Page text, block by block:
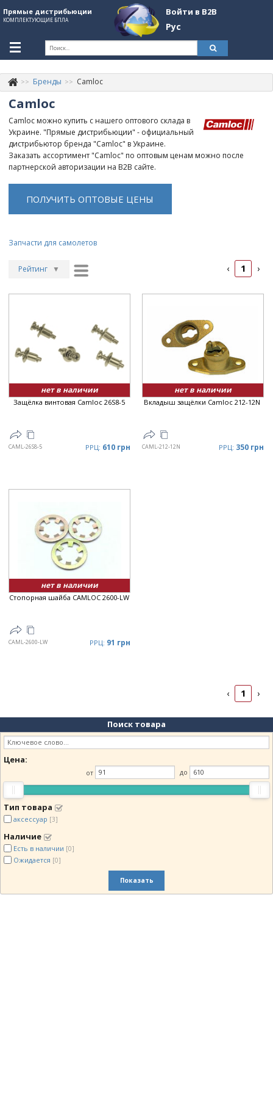
Прямые дистрибьюции
КОМПЛЕКТУЮЩИЕ БПЛА
Войти в B2B
Рус
+380507774092 Контакты
Информация о компании
About Company
Обзоры
Категории
Бренды Camloc
Camloc
Camloc можно купить с нашего оптового склада в
Украине. "Прямые дистрибьюции" - официальный
дистрибьютор бренда "Camloc" в Украине.
Заказать ассортимент "Camloc" по оптовым ценам можно после
партнерской авторизации на B2B сайте.
ПОЛУЧИТЬ ОПТОВЫЕ ЦЕНЫ
Запчасти для самолетов
Рейтинг ▼
Дата
▲
Цена
‹ 1 ›
нет в наличии
Защёлка винтовая Camloc 26S8-5
CAML-26S8-5 РРЦ: 610 грн
нет в наличии
Вкладыш защёлки Camloc 212-12N
CAML-212-12N РРЦ: 350 грн
нет в наличии
Стопорная шайба CAMLOC 2600-LW
CAML-2600-LW РРЦ: 91 грн
‹ 1 ›
Поиск товара
Цена:
от до
Тип товара
аксессуар [3]
Наличие
Есть в наличии [0]
Ожидается [0]
Показать